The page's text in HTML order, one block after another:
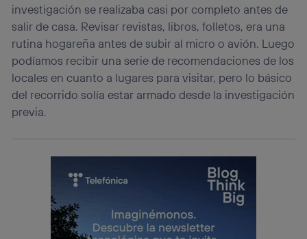
investigación se realizaba casi por completo antes de
salir de casa. Revisar revistas, libros, folletos, era una
rutina hogareña antes de subir al micro o avión. Luego
podíamos recibir una serie de recomendaciones de los
locales en cuanto a lugares para visitar, pero lo básico
del recorrido solía estar armado desde la investigación
previa.